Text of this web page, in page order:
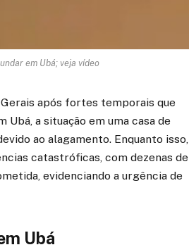
em Ubá; veja vídeo
após fortes temporais que
a situação em uma casa de
ao alagamento. Enquanto isso,
catastróficas, com dezenas de
evidenciando a urgência de
Ubá